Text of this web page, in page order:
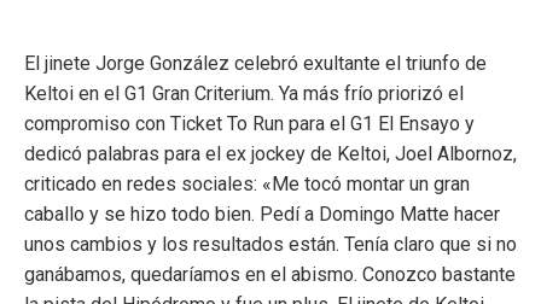
El jinete Jorge González celebró exultante el triunfo de
Keltoi en el G1 Gran Criterium. Ya más frío priorizó el
compromiso con Ticket To Run para el G1 El Ensayo y
dedicó palabras para el ex jockey de Keltoi, Joel Albornoz,
criticado en redes sociales: «Me tocó montar un gran
caballo y se hizo todo bien. Pedí a Domingo Matte hacer
unos cambios y los resultados están. Tenía claro que si no
ganábamos, quedaríamos en el abismo. Conozco bastante